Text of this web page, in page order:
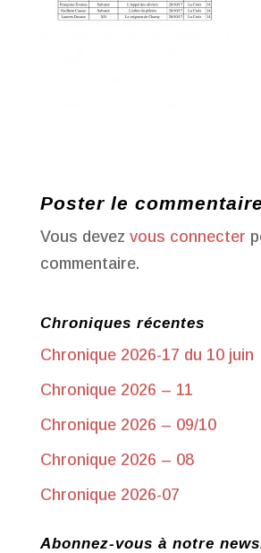
Poster le commentaire
Vous devez vous connecter
commentaire.
Chroniques récentes
Chronique 2026-17 du 10 juin
Chronique 2026 – 11
Chronique 2026 – 09/10
Chronique 2026 – 08
Chronique 2026-07
Abonnez-vous à notre